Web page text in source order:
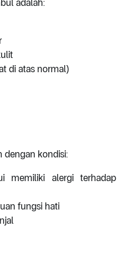
adalah:
di atas normal)
dengan kondisi:
memiliki alergi terhadap
fungsi hati